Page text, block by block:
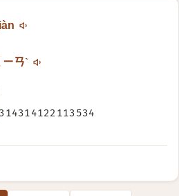
ㄧㄢˋ
314314122113534